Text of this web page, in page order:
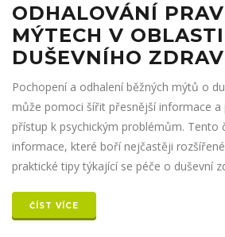
ODHALOVÁNÍ
MÝTECH V OBLASTI
DUŠEVNÍHO
Pochopení a odhalení běžných mýtů o
může pomoci šířit přesnější informace
přístup k psychickým problémům. Tento
informace, které boří nejčastěji
praktické tipy týkající se péče o duševní
ČÍST VÍCE